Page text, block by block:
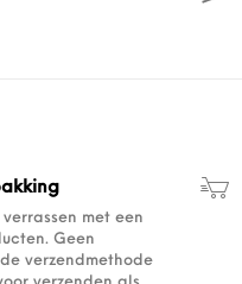
met een
Geen
verzendmethode